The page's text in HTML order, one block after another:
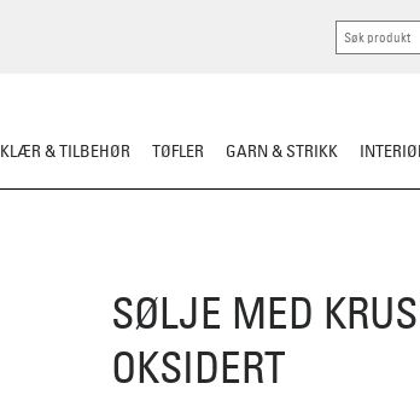
KLÆR & TILBEHØR TØFLER GARN & STRIKK
SØLJE MED
OKSIDERT